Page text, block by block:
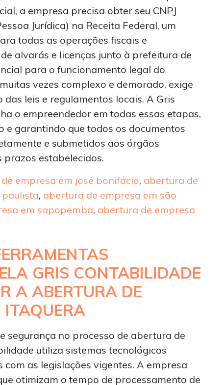
a empresa precisa obter seu CNPJ
Jurídica) na Receita Federal, um
todas as operações fiscais e
alvarás e licenças junto à prefeitura de
para o funcionamento legal do
vezes complexo e demorado, exige
leis e regulamentos locais. A Gris
o empreendedor em todas essas etapas,
e garantindo que todos os documentos
e submetidos aos órgãos
estabelecidos.
empresa em josé bonifácio, abertura de
paulista, abertura de empresa em são
em sapopemba, abertura de empresa
GRIS CONTABILIDADE
A ABERTURA DE
ITAQUERA
segurança no processo de abertura de
utiliza sistemas tecnológicos
as legislações vigentes. A empresa
otimizam o tempo de processamento de